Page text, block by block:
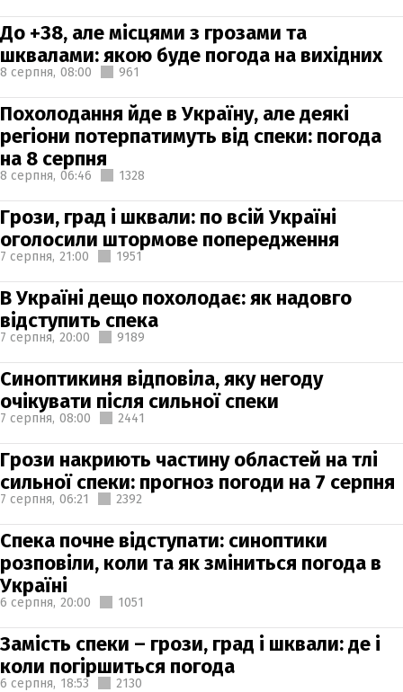
До +38, але місцями з грозами та
шквалами: якою буде погода на вихідних
8 серпня, 08:00 961
Похолодання йде в Україну, але деякі
регіони потерпатимуть від спеки: погода
на 8 серпня
8 серпня, 06:46 1328
Грози, град і шквали: по всій Україні
оголосили штормове попередження
7 серпня, 21:00 1951
В Україні дещо похолодає: як надовго
відступить спека
7 серпня, 20:00 9189
Синоптикиня відповіла, яку негоду
очікувати після сильної спеки
7 серпня, 08:00 2441
Грози накриють частину областей на тлі
сильної спеки: прогноз погоди на 7 серпня
7 серпня, 06:21 2392
Спека почне відступати: синоптики
розповіли, коли та як зміниться погода в
Україні
6 серпня, 20:00 1051
Замість спеки – грози, град і шквали: де і
коли погіршиться погода
6 серпня, 18:53 2130